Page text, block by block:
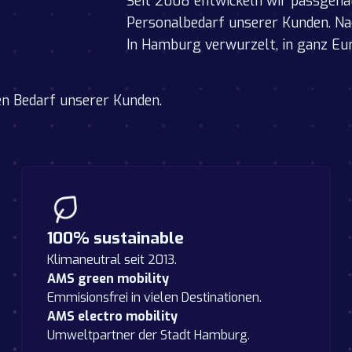
Personalbedarf unserer Kunden.
In Hamburg verwurzelt, in ganz
Bedarf unserer Kunden.
100% sustainable
Klimaneutral seit 2013.
AMS green mobility
Emmisionsfrei in vielen Destinationen.
AMS electro mobility
Umweltpartner der Stadt Hamburg.